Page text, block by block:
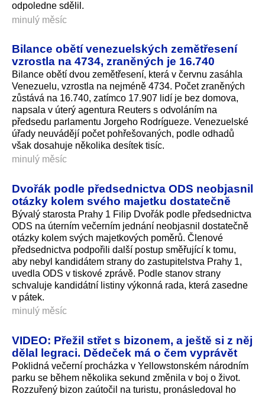
odpoledne sdělil.
minulý měsíc
Bilance obětí venezuelských zemětřesení
vzrostla na 4734, zraněných je 16.740
Bilance obětí dvou zemětřesení, která v červnu zasáhla
Venezuelu, vzrostla na nejméně 4734. Počet zraněných
zůstává na 16.740, zatímco 17.907 lidí je bez domova,
napsala v úterý agentura Reuters s odvoláním na
předsedu parlamentu Jorgeho Rodrígueze. Venezuelské
úřady neuvádějí počet pohřešovaných, podle odhadů
však dosahuje několika desítek tisíc.
minulý měsíc
Dvořák podle předsednictva ODS neobjasnil
otázky kolem svého majetku dostatečně
Bývalý starosta Prahy 1 Filip Dvořák podle předsednictva
ODS na úterním večerním jednání neobjasnil dostatečně
otázky kolem svých majetkových poměrů. Členové
předsednictva podpořili další postup směřující k tomu,
aby nebyl kandidátem strany do zastupitelstva Prahy 1,
uvedla ODS v tiskové zprávě. Podle stanov strany
schvaluje kandidátní listiny výkonná rada, která zasedne
v pátek.
minulý měsíc
VIDEO: Přežil střet s bizonem, a ještě si z něj
dělal legraci. Dědeček má o čem vyprávět
Poklidná večerní procházka v Yellowstonském národním
parku se během několika sekund změnila v boj o život.
Rozzuřený bizon zaútočil na turistu, pronásledoval ho